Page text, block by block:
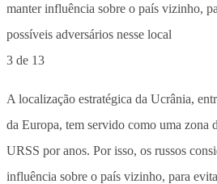
3 de 13
A localização estratégica da Ucrânia,
da Europa, tem servido como uma zona
URSS por anos. Por isso, os russos
influência sobre o país vizinho, para